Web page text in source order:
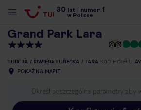
30 lat numer 1
w Polsce
Grand Park Lara
TURCJA RIWIERA TURECKA LARA KOD HOTELU
POKAŻ NA MAPIE
Określ poszczególne parametry aby